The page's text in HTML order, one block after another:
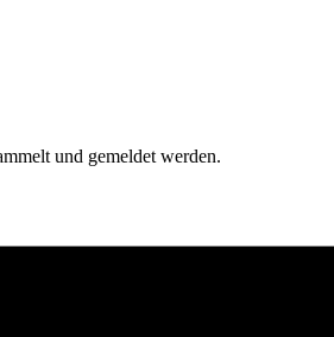
und gemeldet werden.